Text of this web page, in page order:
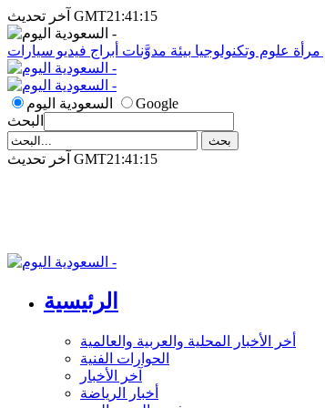
آخر تحديث GMT21:41:15
مرأة علوم وتكنولوجيا بيئة مدوَّنات أبراج فيديو سيارات
السعودية اليوم
Google
البحث
آخر تحديث GMT21:41:15
الرئيسية
أخر الأخبار المحلية والعربية والعالمية
الحوارات الفنية
آخر الأخبار
أخبار الرياضة